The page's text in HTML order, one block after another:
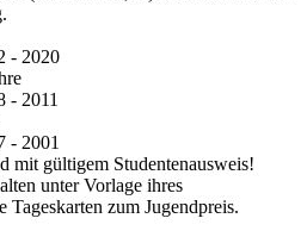
- 2020
- 2011
- 2001
mit gültigem Studentenausweis!
unter Vorlage ihres
Tageskarten zum Jugendpreis.